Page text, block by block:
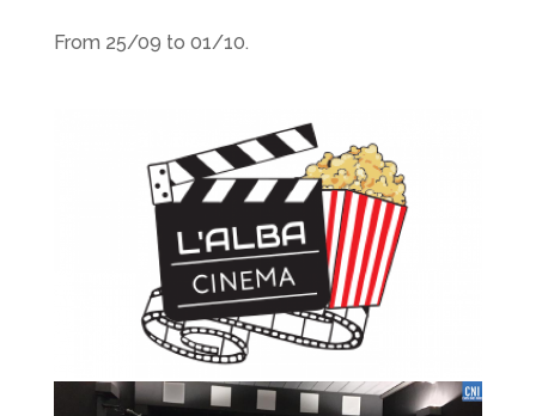
From 25/09 to 01/10.